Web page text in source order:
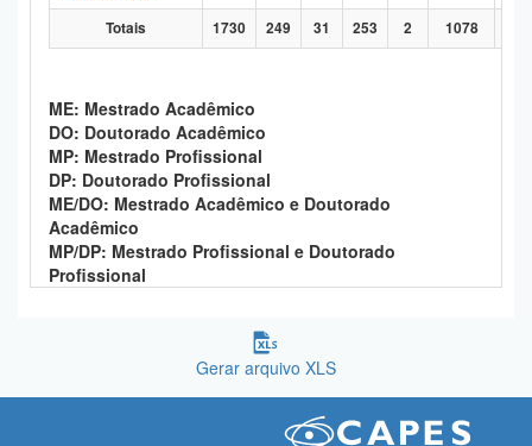
Totais 1730 249 31 253 2 1078
ME: Mestrado Acadêmico
DO: Doutorado Acadêmico
MP: Mestrado Profissional
DP: Doutorado Profissional
ME/DO: Mestrado Acadêmico e Doutorado
Acadêmico
MP/DP: Mestrado Profissional e Doutorado
Profissional
Gerar arquivo XLS